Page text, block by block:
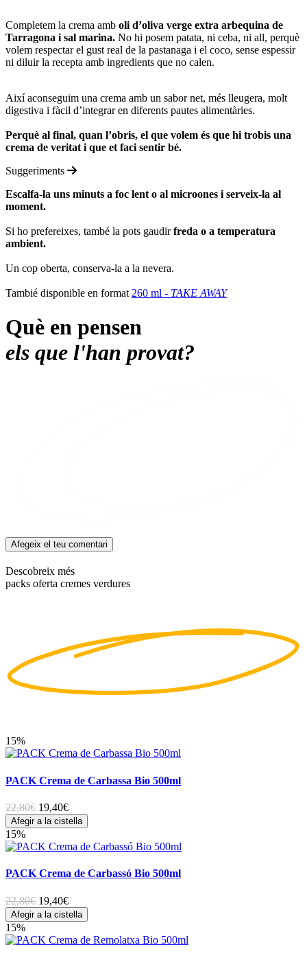
Completem la crema amb oli d’oliva verge extra arbequina de
Tarragona i sal marina. No hi posem patata, ni ceba, ni all, perquè
volem respectar el gust real de la pastanaga i el coco, sense espessir
ni diluir la recepta amb ingredients que no calen.
Així aconseguim una crema amb un sabor net, més lleugera, molt
digestiva i fàcil d’integrar en diferents pautes alimentàries.
Perquè al final, quan l’obris, el que volem és que hi trobis una
crema de veritat i que et faci sentir bé.
Suggeriments
Escalfa-la uns minuts a foc lent o al microones i serveix-la al
moment.
Si ho prefereixes, també la pots gaudirfreda o a temperatura
ambient.
Un cop oberta, conserva-la a la nevera.
Tambié disponible en format260 ml - TAKE AWAY
Què en pensen
els que l'han provat?
Afegeix el teu comentari
Descobreix més
packs oferta cremes verdures
15%
PACK Crema de Carbassa Bio 500ml
22,80€ 19,40€
Afegir a la cistella
15%
PACK Crema de Carbassó Bio 500ml
22,80€ 19,40€
Afegir a la cistella
15%